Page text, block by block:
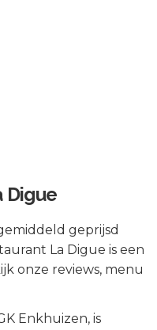
Digue
geprijsd
La Digue is een
onze reviews, menu
Enkhuizen, is